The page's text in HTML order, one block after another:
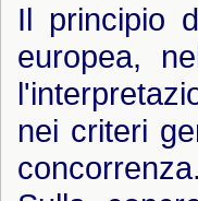
Il principio
europea,
nei criteri
concorrenza.